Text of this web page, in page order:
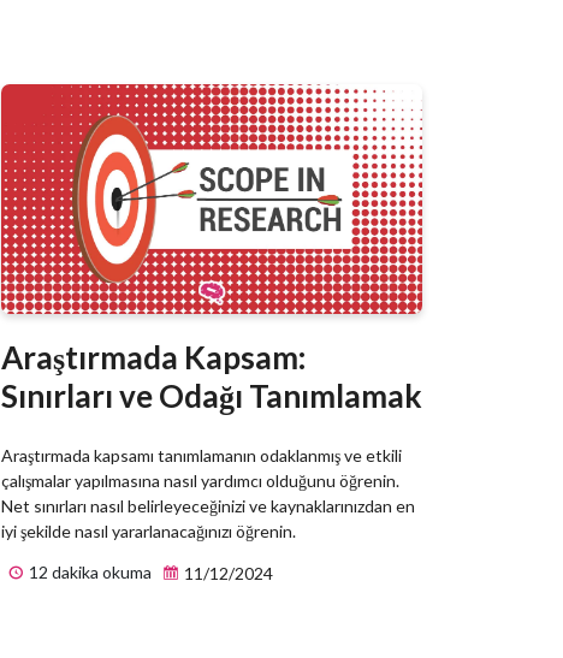
Araştırmada Kapsam:
Sınırları ve Odağı Tanımlamak
Araştırmada kapsamı tanımlamanın odaklanmış ve etkili
çalışmalar yapılmasına nasıl yardımcı olduğunu öğrenin.
Net sınırları nasıl belirleyeceğinizi ve kaynaklarınızdan en
iyi şekilde nasıl yararlanacağınızı öğrenin.
12 dakika okuma
11/12/2024